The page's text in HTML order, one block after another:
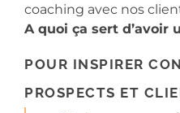
coaching avec nos
A quoi ça sert d’avoir
POUR INSPIRER
PROSPECTS ET